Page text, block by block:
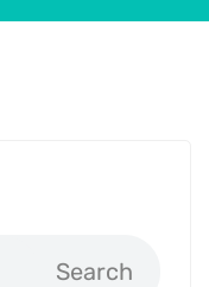
Search